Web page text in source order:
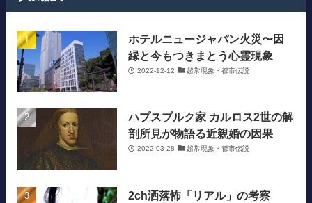
ホテルニュージャパン火災〜因
縁と今もつきまとう心霊現象
2022-12-12 超常現象・都市伝説
ハプスブルク家 カルロス2世の解
剖所見が物語る近親婚の因果
2022-03-28 超常現象・都市伝説
2ch洒落怖「リアル」の考察